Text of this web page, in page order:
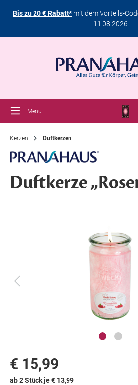
Bis zu 20 € Rabatt*mit dem Vorteils-
11.08.2026
Menü
Kerzen Duftkerzen
Duftkerze
€ 15,99
ab 2 Stück je € 13,99
Dokument wird
geladen...